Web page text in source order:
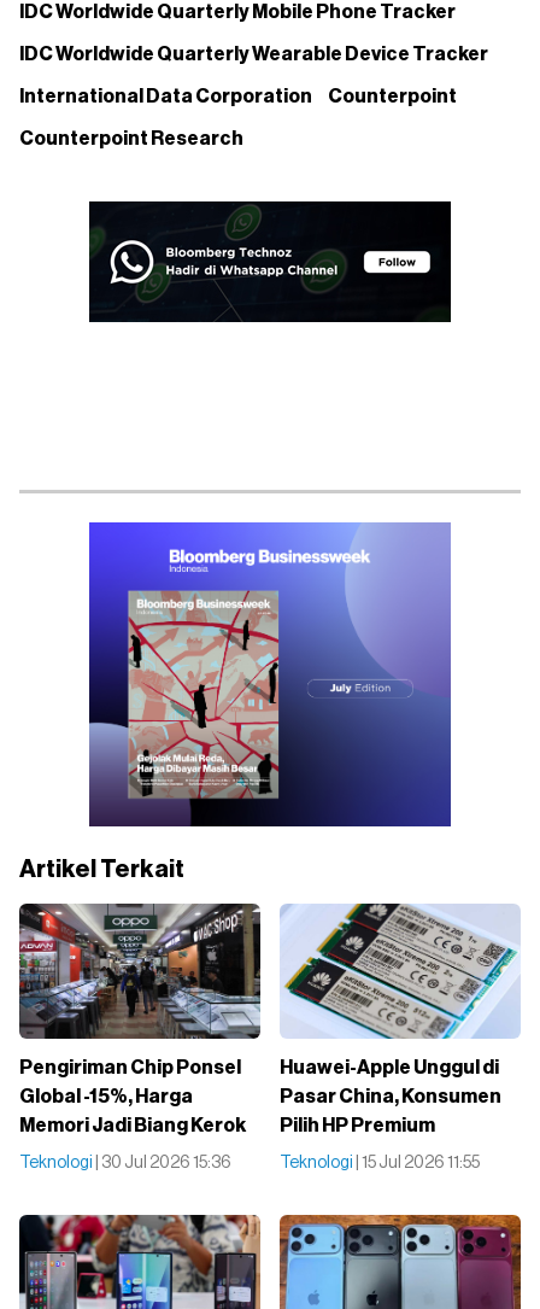
IDC Worldwide Quarterly Mobile Phone Tracker
IDC Worldwide Quarterly Wearable Device Tracker
International Data Corporation Counterpoint
Counterpoint Research
Artikel Terkait
Pengiriman Chip Ponsel
Global -15%, Harga
Memori Jadi Biang Kerok
Teknologi | 30 Jul 2026 15:36
Huawei-Apple Unggul di
Pasar China, Konsumen
Pilih HP Premium
Teknologi | 15 Jul 2026 11:55